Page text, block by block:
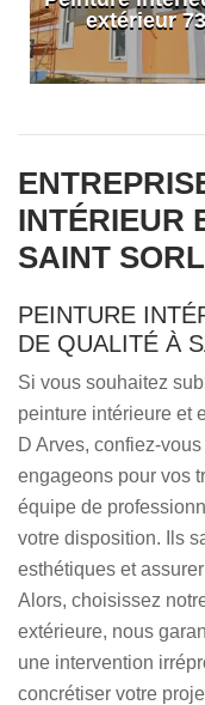
extérieur 73
INTÉRIEUR
SAINT
PEINTURE
DE QUALITÉ À
Si vous souhaitez
peinture intérieure et
D Arves, confiez-
engageons pour vos
équipe de
votre disposition. Ils
esthétiques et
Alors, choisissez
extérieure, nous
une intervention
concrétiser votre